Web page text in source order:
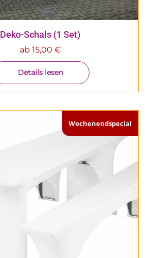
Deko-Schals (1 Set)
ab 15,00 €
Details lesen
Wochenendspecial